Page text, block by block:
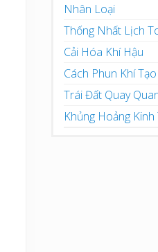
Nhân Loại
Thống Nhất Lịch
Cải Hóa Khí Hậu
Cách Phun Khí
Trái Đất Quay
Khủng Hoảng Kinh